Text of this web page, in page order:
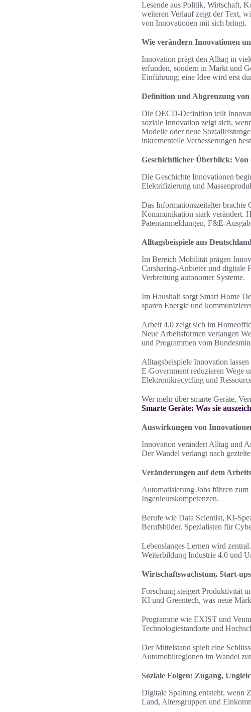
Lesende aus Politik, Wirtschaft,
weiteren Verlauf zeigt der Text,
von Innovationen mit sich bringt.
Wie verändern Innovationen
Innovation prägt den Alltag in
erfunden, sondern in Markt und
Einführung; eine Idee wird erst
Definition und Abgrenzung
Die OECD-Definition teilt
soziale Innovation zeigt sich,
Modelle oder neue
inkrementelle Verbesserungen
Geschichtlicher Überblick:
Die Geschichte Innovationen
Elektrifizierung und
Das Informationszeitalter
Kommunikation stark verändert.
Patentanmeldungen, F&E-
Alltagsbeispiele aus
Im Bereich Mobilität prägen
Carsharing-Anbieter und digitale
Verbreitung autonomer Systeme.
Im Haushalt sorgt Smart Home
sparen Energie und
Arbeit 4.0 zeigt sich im
Neue Arbeitsformen verlangen
und Programmen vom
Alltagsbeispiele Innovation
E‑Government reduzieren Wege
Elektronikrecycling und
Wer mehr über smarte Geräte,
Smarte Geräte: Was sie
Auswirkungen von
Innovation verändert Alltag und
Der Wandel verlangt nach
Veränderungen auf dem
Automatisierung Jobs führen
Ingenieurskompetenzen.
Berufe wie Data Scientist, KI-
Berufsbilder. Spezialisten für
Lebenslanges Lernen wird
Weiterbildung Industrie 4.0 und
Wirtschaftswachstum, Start-
Forschung steigert Produktivität
KI und Greentech, was neue
Programme wie EXIST und
Technologiestandorte und
Der Mittelstand spielt eine
Automobilregionen im Wandel
Soziale Folgen: Zugang,
Digitale Spaltung entsteht, wenn
Land, Altersgruppen und